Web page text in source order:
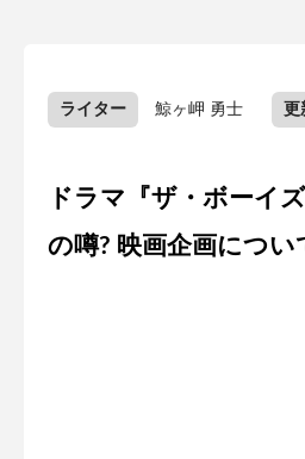
ライター 鯨ヶ岬 勇士 更
ドラマ『ザ・ボーイ
の噂? 映画企画につい